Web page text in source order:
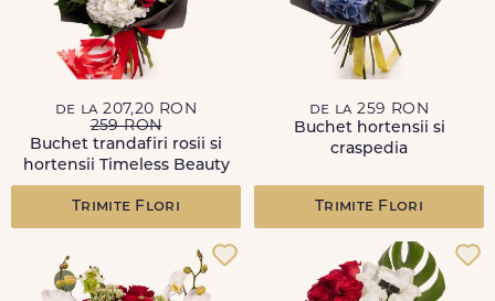
de la 207,20 RON
259 RON
Buchet trandafiri rosii si
hortensii Timeless Beauty
Trimite Flori
de la 259 RON
Buchet hortensii si
craspedia
Trimite Flori